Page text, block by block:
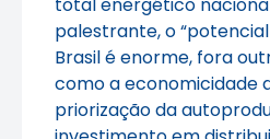
total energético
palestrante, o
Brasil é enorme, fora
como a economicidade
priorização da